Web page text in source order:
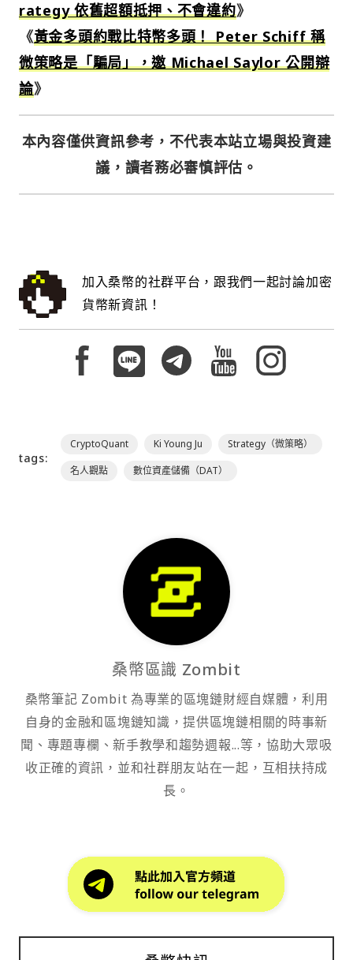
rategy 依舊超額抵押、不會違約》
《黃金多頭約戰比特幣多頭！ Peter Schiff 稱
微策略是「騙局」，邀 Michael Saylor 公開辯
論》
本內容僅供資訊參考，不代表本站立場與投資建
議，讀者務必審慎評估。
加入桑幣的社群平台，跟我們一起討論加密
貨幣新資訊！
tags:
CryptoQuant Ki Young Ju
Strategy（微策略）
名人觀點
數位資產儲備（DAT）
桑幣區識 Zombit
桑幣筆記 Zombit 為專業的區塊鏈財經自媒體，利用
自身的金融和區塊鏈知識，提供區塊鏈相關的時事新
聞、專題專欄、新手教學和趨勢週報...等，協助大眾吸
收正確的資訊，並和社群朋友站在一起，互相扶持成
長。